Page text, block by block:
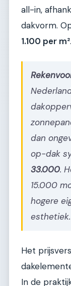
all-in,
dakvorm.
1.100 per m².
dan
op-dak
33.000.
15.000
hogere
esthetiek.
Het
In de